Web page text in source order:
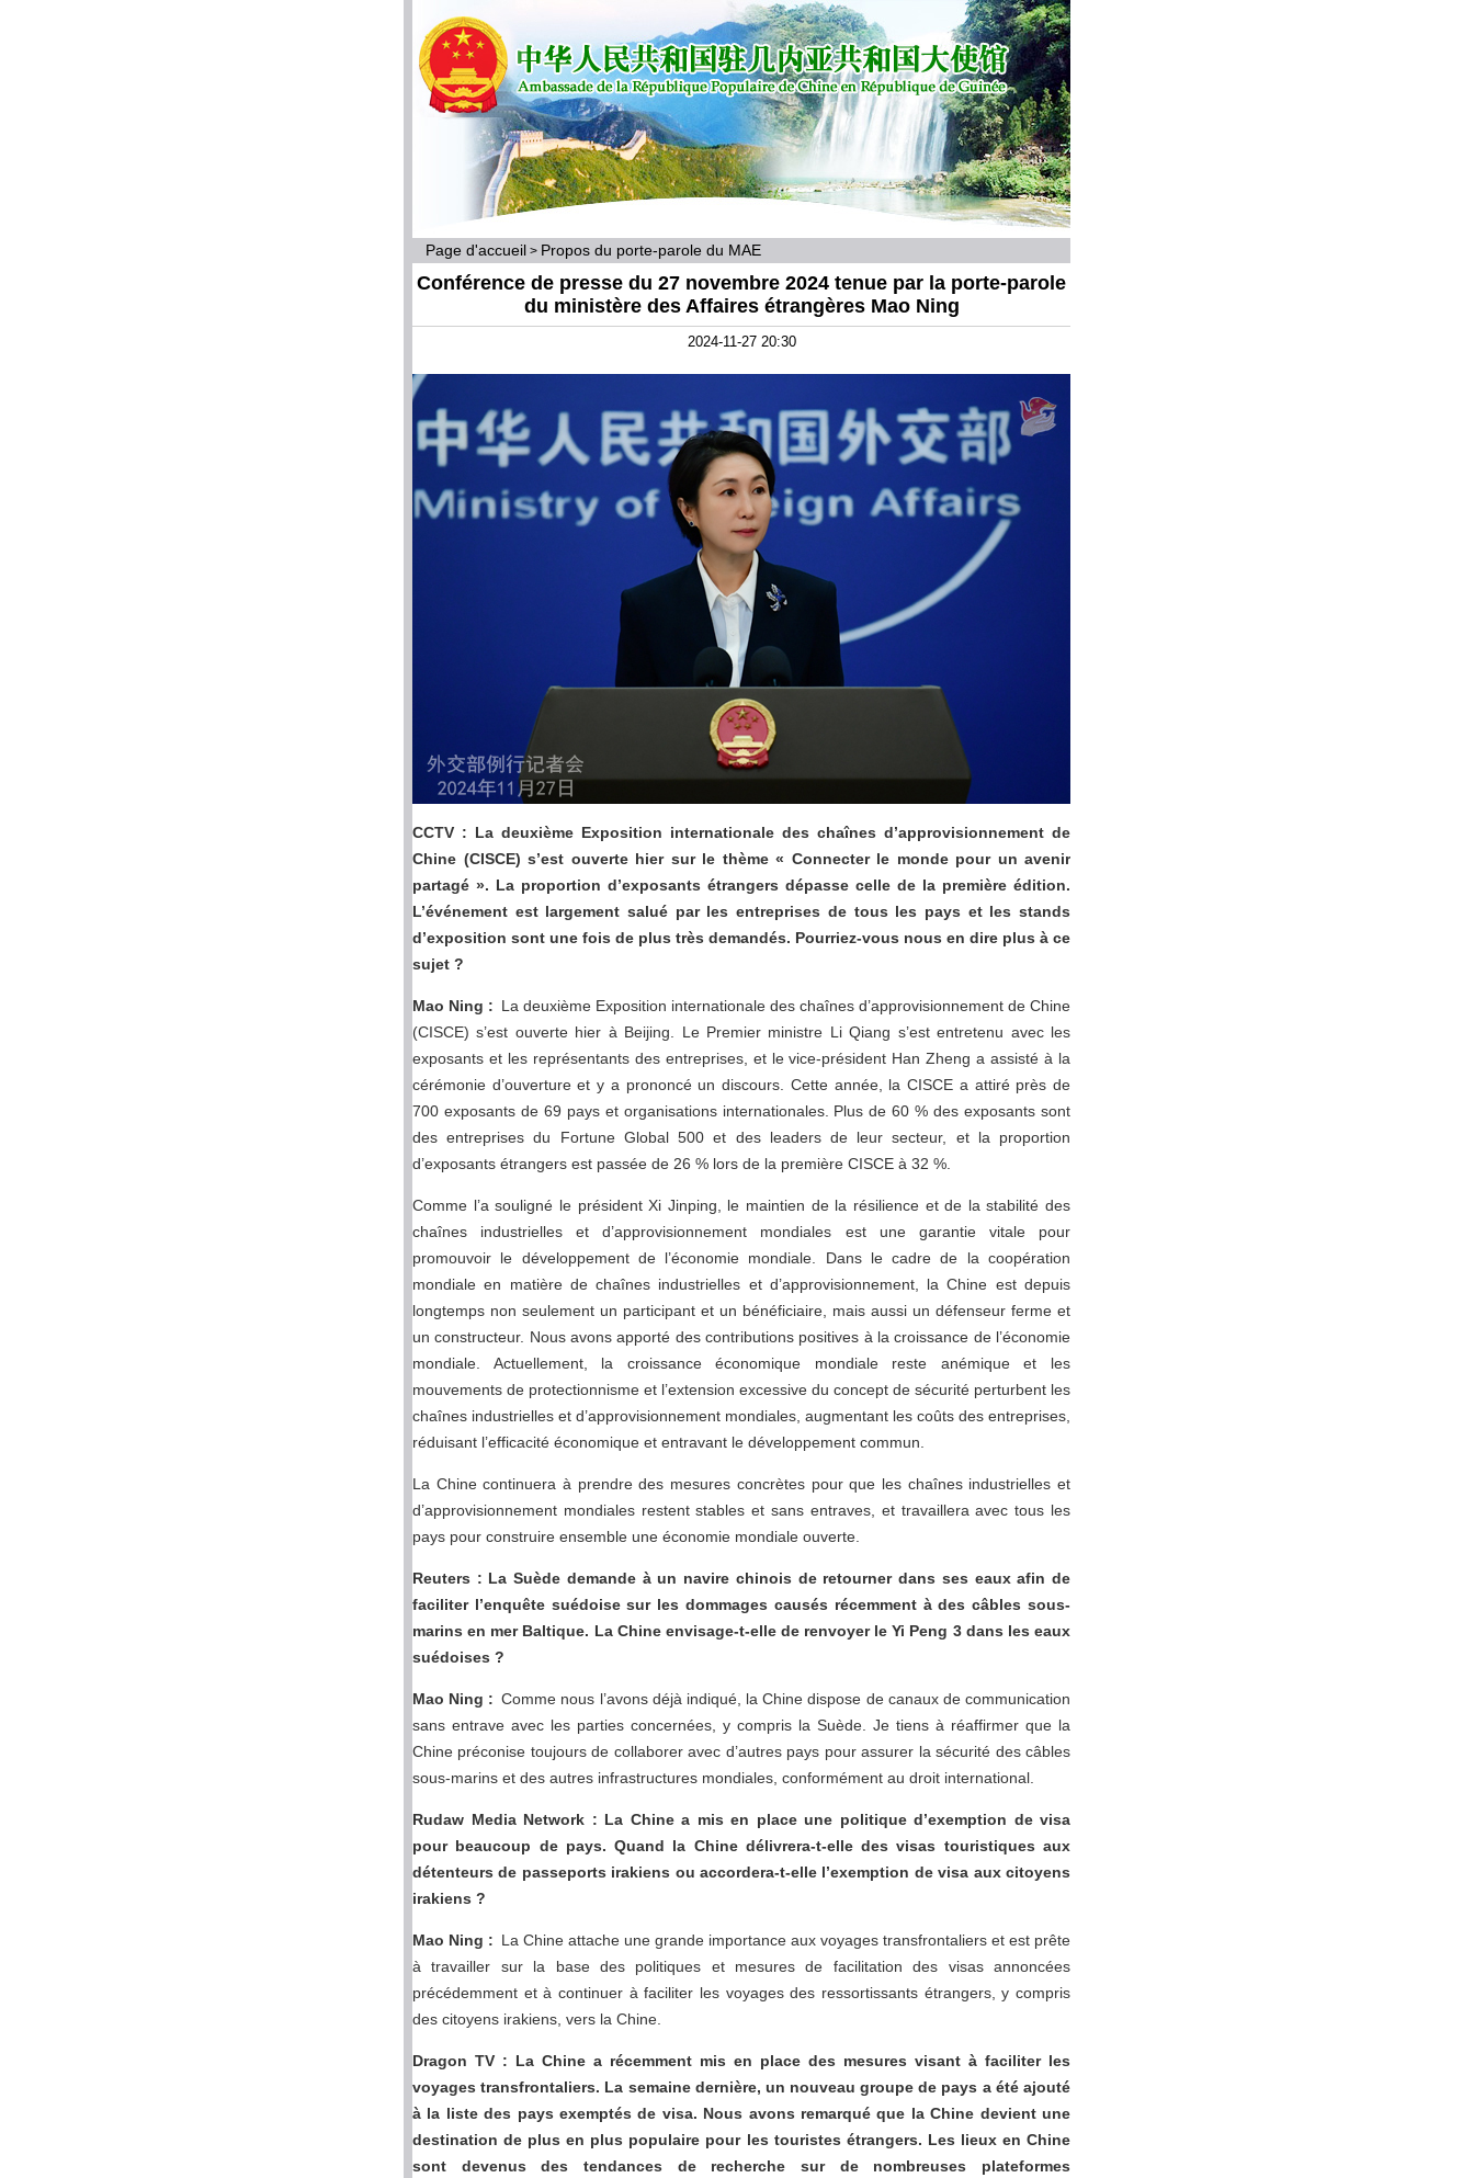
Page d'accueil > Propos du porte-parole du MAE
Conférence de presse du 27 novembre 2024 tenue par la porte-parole
du ministère des Affaires étrangères Mao Ning
2024-11-27 20:30
CCTV : La deuxième Exposition internationale des chaînes d’approvisionnement de
Chine (CISCE) s’est ouverte hier sur le thème « Connecter le monde pour un avenir
partagé ». La proportion d’exposants étrangers dépasse celle de la première édition.
L’événement est largement salué par les entreprises de tous les pays et les stands
d’exposition sont une fois de plus très demandés. Pourriez-vous nous en dire plus à ce
sujet ?
Mao Ning : La deuxième Exposition internationale des chaînes d’approvisionnement de Chine
(CISCE) s’est ouverte hier à Beijing. Le Premier ministre Li Qiang s’est entretenu avec les
exposants et les représentants des entreprises, et le vice-président Han Zheng a assisté à la
cérémonie d’ouverture et y a prononcé un discours. Cette année, la CISCE a attiré près de
700 exposants de 69 pays et organisations internationales. Plus de 60 % des exposants sont
des entreprises du Fortune Global 500 et des leaders de leur secteur, et la proportion
d’exposants étrangers est passée de 26 % lors de la première CISCE à 32 %.
Comme l’a souligné le président Xi Jinping, le maintien de la résilience et de la stabilité des
chaînes industrielles et d’approvisionnement mondiales est une garantie vitale pour
promouvoir le développement de l’économie mondiale. Dans le cadre de la coopération
mondiale en matière de chaînes industrielles et d’approvisionnement, la Chine est depuis
longtemps non seulement un participant et un bénéficiaire, mais aussi un défenseur ferme et
un constructeur. Nous avons apporté des contributions positives à la croissance de l’économie
mondiale. Actuellement, la croissance économique mondiale reste anémique et les
mouvements de protectionnisme et l’extension excessive du concept de sécurité perturbent les
chaînes industrielles et d’approvisionnement mondiales, augmentant les coûts des entreprises,
réduisant l’efficacité économique et entravant le développement commun.
La Chine continuera à prendre des mesures concrètes pour que les chaînes industrielles et
d’approvisionnement mondiales restent stables et sans entraves, et travaillera avec tous les
pays pour construire ensemble une économie mondiale ouverte.
Reuters : La Suède demande à un navire chinois de retourner dans ses eaux afin de
faciliter l’enquête suédoise sur les dommages causés récemment à des câbles sous-
marins en mer Baltique. La Chine envisage-t-elle de renvoyer le Yi Peng 3 dans les eaux
suédoises ?
Mao Ning :Comme nous l’avons déjà indiqué, la Chine dispose de canaux de communication
sans entrave avec les parties concernées, y compris la Suède. Je tiens à réaffirmer que la
Chine préconise toujours de collaborer avec d’autres pays pour assurer la sécurité des câbles
sous-marins et des autres infrastructures mondiales, conformément au droit international.
Rudaw Media Network : La Chine a mis en place une politique d’exemption de visa
pour beaucoup de pays. Quand la Chine délivrera-t-elle des visas touristiques aux
détenteurs de passeports irakiens ou accordera-t-elle l’exemption de visa aux citoyens
irakiens ?
Mao Ning : La Chine attache une grande importance aux voyages transfrontaliers et est prête
à travailler sur la base des politiques et mesures de facilitation des visas annoncées
précédemment et à continuer à faciliter les voyages des ressortissants étrangers, y compris
des citoyens irakiens, vers la Chine.
Dragon TV : La Chine a récemment mis en place des mesures visant à faciliter les
voyages transfrontaliers. La semaine dernière, un nouveau groupe de pays a été ajouté
à la liste des pays exemptés de visa. Nous avons remarqué que la Chine devient une
destination de plus en plus populaire pour les touristes étrangers. Les lieux en Chine
sont devenus des tendances de recherche sur de nombreuses plateformes